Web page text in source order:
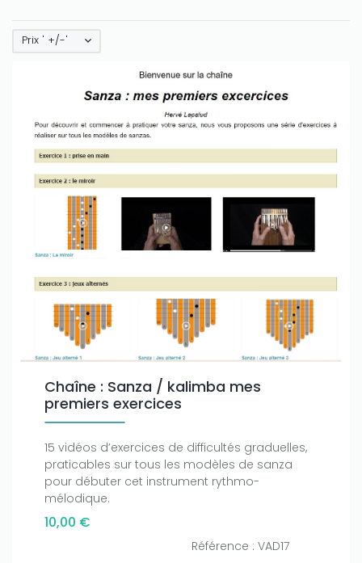
Prix ' +/-'
Chaîne : Sanza / kalimba mes
premiers exercices
15 vidéos d’exercices de difficultés graduelles,
praticables sur tous les modèles de sanza
pour débuter cet instrument rythmo-
mélodique.
10,00 €
Référence : VAD17